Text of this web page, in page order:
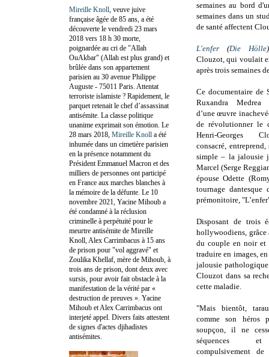
semaines au bord
semaines dans un
de santé affectent
L'enfer (Die Hölle)
Clouzot, qui voulait
après trois semaines
Ce documentaire de
Ruxandra Medrea
d’une œuvre
de révolutionner le
Henri-Georges
consacré,
simple – la jalousie
Marcel (Serge
épouse Odette
tournage
prémonitoire,
Disposant de trois
hollywoodiens,
du couple en noir et
traduire en images,
jalousie
Clouzot dans sa
cette maladie.
"Mais bientôt,
comme son héros
soupçon, il ne
séquences et
compulsivement de
Mireille Knoll , veuve juive
française âgée de 85 ans, a été
découverte le vendredi 23 mars
2018 vers 18 h 30 morte,
poignardée au cri de "Allah
OuAkbar" (Allah est plus grand) et
brûlée dans son appartement
parisien au 30 avenue Philippe
Auguste - 75011 Paris. Attentat
terroriste islamiste ? Rapidement, le
parquet retenait le chef d’assassinat
antisémite. La classe politique
unanime exprimait son émotion. Le
28 mars 2018, Mireille Knoll a été
inhumée dans un cimetière parisien
en la présence notamment du
Président Emmanuel Macron et des
milliers de personnes ont participé
en France aux marches blanches à
la mémoire de la défunte. Le 10
novembre 2021, Yacine Mihoub a
été condamné à la réclusion
criminelle à perpétuité pour le
meurtre antisémite de Mireille
Knoll, Alex Carrimbacus à 15 ans
de prison pour "vol aggravé" et
Zoulika Khellaf, mère de Mihoub, à
trois ans de prison, dont deux avec
sursis, pour avoir fait obstacle à la
manifestation de la vérité par «
destruction de preuves ». Yacine
Mihoub et Alex Carrimbacus ont
interjeté appel. Divers faits attestent
de signes d'actes djihadistes
antisémites.